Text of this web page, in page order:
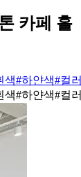
카페 홀
색#하얀색#컬러
색#하얀색#컬러